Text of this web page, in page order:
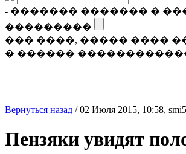
- ������� ������� �
���������
��� ����, ����� ����
� ������
Вернуться назад /02 Июля 2015, 10:58,
Пензяки увидят